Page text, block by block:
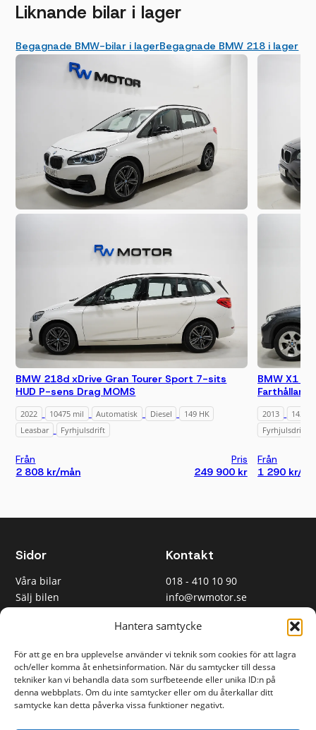
Hantera samtycke
För att ge en bra upplevelse använder vi teknik som cookies för att lagra
och/eller komma åt enhetsinformation. När du samtycker till dessa
tekniker kan vi behandla data som surfbeteende eller unika ID:n på
denna webbplats. Om du inte samtycker eller om du återkallar ditt
samtycke kan detta påverka vissa funktioner negativt.
Liknande bilar i lager
Begagnade BMW-bilar i lagerBegagnade BMW 218 i lager
BMW 218d xDrive Gran Tourer Sport 7-sits
HUD P-sens Drag MOMS
2022 10475 mil Automatisk Diesel
149 HK
Leasbar
Fyrhjulsdrift
Från
2 808 kr/mån
Pris
249 900 kr
BMW X1
Farthållare
2013
14290
Fyrhjulsdrift
Från
1 290 kr/
Sidor
Våra bilar
Sälj bilen
Kontakt
018 - 410 10 90
info@rwmotor.se
Kontakta oss
Öppettider
Bilhallen
Information
Cookies